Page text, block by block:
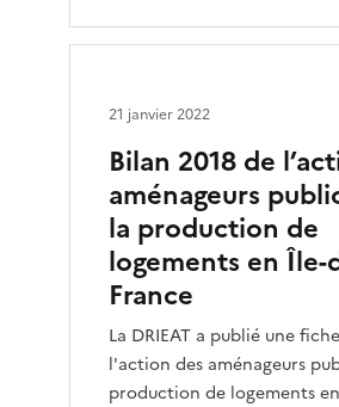
Bilan 2018 de
aménageurs
la production de
logements en Île-
France
La DRIEAT a publié une
l'action des aménageurs
production de logements
21 janvier 2022